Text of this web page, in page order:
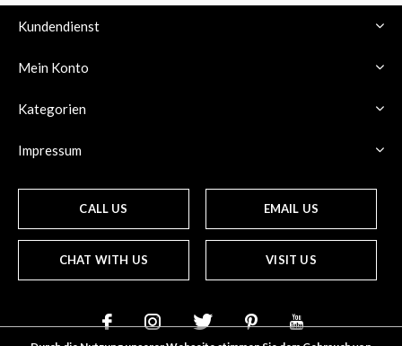
Kundendienst
Mein Konto
Kategorien
Impressum
CALL US EMAIL US
CHAT WITH US VISIT US